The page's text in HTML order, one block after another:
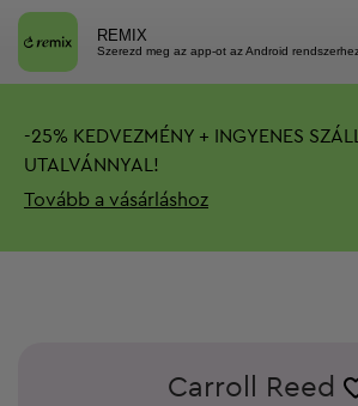
REMIX
Szerezd meg az app-ot az Android
-25% KEDVEZMÉNY + INGYENES
UTALVÁNNYAL!
Tovább a vásárláshoz
Carroll Reed